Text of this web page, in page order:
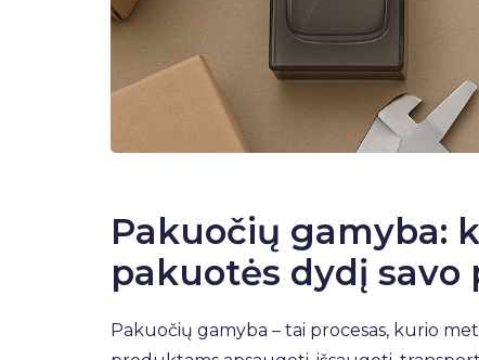
Pakuočių gamyba:
pakuotės dydį
Pakuočių gamyba – tai procesas, kurio